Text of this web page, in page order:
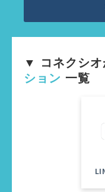
▼ コネクシオ
ション 一覧